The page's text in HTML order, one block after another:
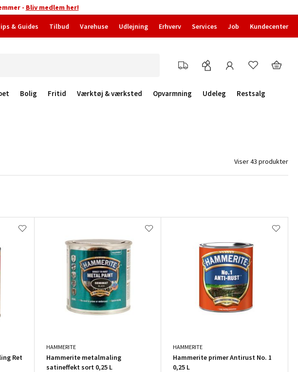
- Bliv medlem her!
& Guides Tilbud Varehuse Udlejning Erhverv Services Job Kundecenter
Bolig Fritid Værktøj & værksted Opvarmning Udeleg
Restsalg
Ret
HAMMERITE
Hammerite metalmaling
satineffekt sort 0,25 L
HAMMERITE
Hammerite primer Antirust No. 1
0,25 L
Viser 43 produkter